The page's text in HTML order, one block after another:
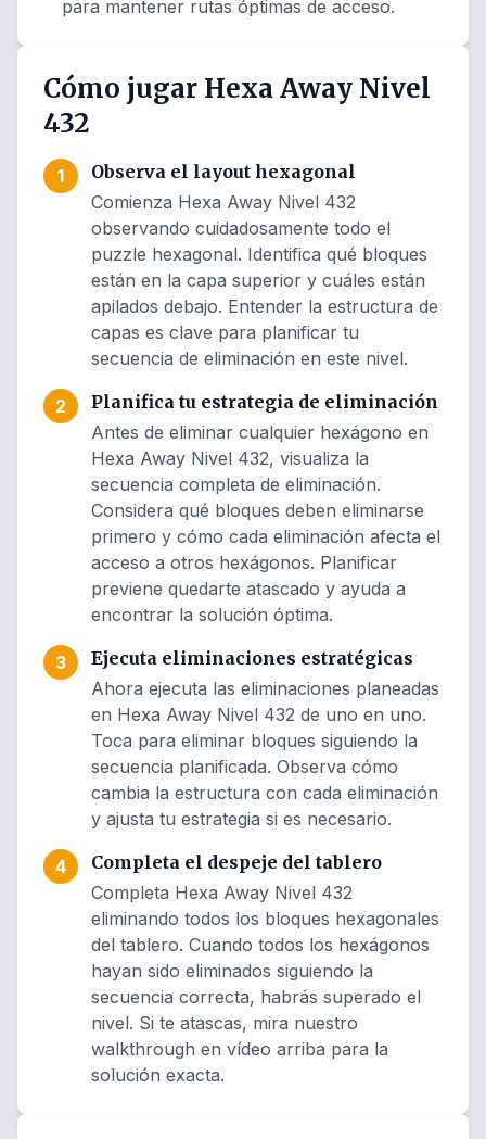
para mantener rutas óptimas de acceso.
Cómo jugar Hexa Away Nivel
432
1
Observa el layout hexagonal
Comienza Hexa Away Nivel 432
observando cuidadosamente todo el
puzzle hexagonal. Identifica qué bloques
están en la capa superior y cuáles están
apilados debajo. Entender la estructura de
capas es clave para planificar tu
secuencia de eliminación en este nivel.
2
Planifica tu estrategia de eliminación
Antes de eliminar cualquier hexágono en
Hexa Away Nivel 432, visualiza la
secuencia completa de eliminación.
Considera qué bloques deben eliminarse
primero y cómo cada eliminación afecta el
acceso a otros hexágonos. Planificar
previene quedarte atascado y ayuda a
encontrar la solución óptima.
3
Ejecuta eliminaciones estratégicas
Ahora ejecuta las eliminaciones planeadas
en Hexa Away Nivel 432 de uno en uno.
Toca para eliminar bloques siguiendo la
secuencia planificada. Observa cómo
cambia la estructura con cada eliminación
y ajusta tu estrategia si es necesario.
4
Completa el despeje del tablero
Completa Hexa Away Nivel 432
eliminando todos los bloques hexagonales
del tablero. Cuando todos los hexágonos
hayan sido eliminados siguiendo la
secuencia correcta, habrás superado el
nivel. Si te atascas, mira nuestro
walkthrough en vídeo arriba para la
solución exacta.